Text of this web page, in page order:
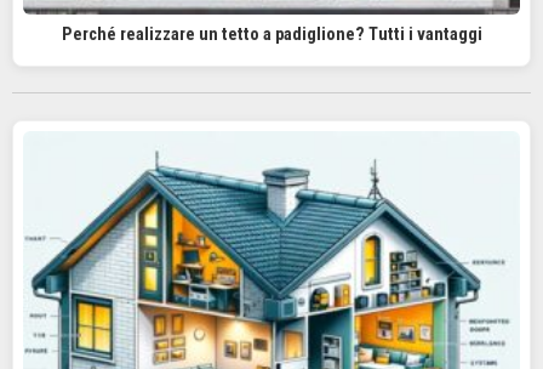
Perché realizzare un tetto a padiglione? Tutti i vantaggi